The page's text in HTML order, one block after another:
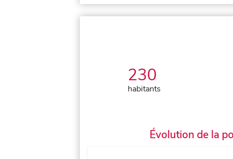
230
habitants
Évolution de la